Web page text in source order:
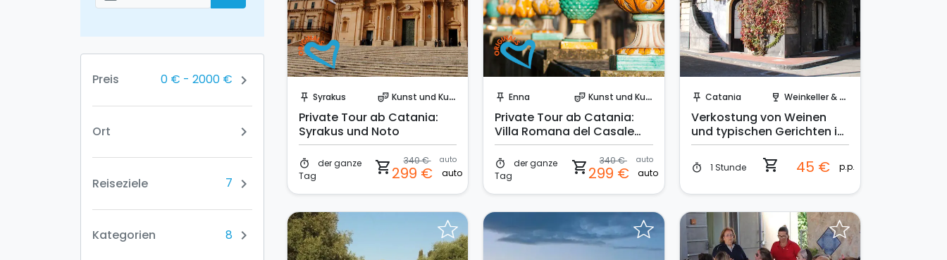
Preis 0 € - 2000 € chevron_right
Ort chevron_right
Reiseziele 7 chevron_right
Kategorien 8 chevron_right
push_pin Syrakus theater_comedy Kunst und Kultur
Private Tour ab Catania:
Syrakus und Noto
timer
der ganze
Tag
shopping_cart 340 € auto
299 € auto
push_pin Enna theater_comedy Kunst und Kultur
Private Tour ab Catania:
Villa Romana del Casale
und Caltagirone
timer
der ganze
Tag
shopping_cart 340 € auto
299 € auto
push_pin Catania wine_bar Weinkeller & Weinberge
Verkostung von Weinen
und typischen Gerichten in
einem antiken Keller
timer 1 Stunde shopping_cart 45 € p.p.